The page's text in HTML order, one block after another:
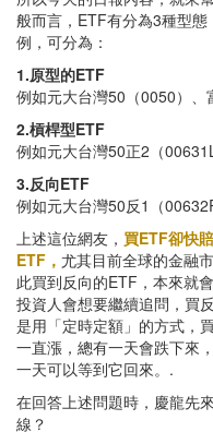
般而言，ETF有分為3種型
例，可分為：
1.原型的ETF
例如元大台灣50（0050）、
2.槓桿型ETF
例如元大台灣50正2（
3.反向ETF
例如元大台灣50反1（
上述這位網友， 買ETF卻快
ETF， 尤其目前全球的金融
此買到反向的ETF，本來就
投資人會想要繼續追問，買
是用「定時定額」的方式，
一直漲，總有一天會跌下來
一天可以等到它回來。.
在回答上述問題時，慶龍先
線？